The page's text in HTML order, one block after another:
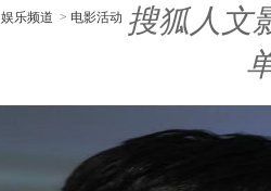
娱乐频道 > 电影活动 搜狐人文